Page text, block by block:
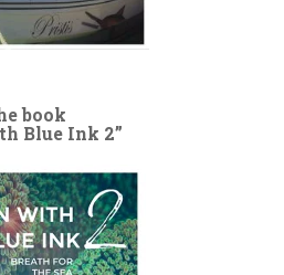
book
Blue Ink 2”